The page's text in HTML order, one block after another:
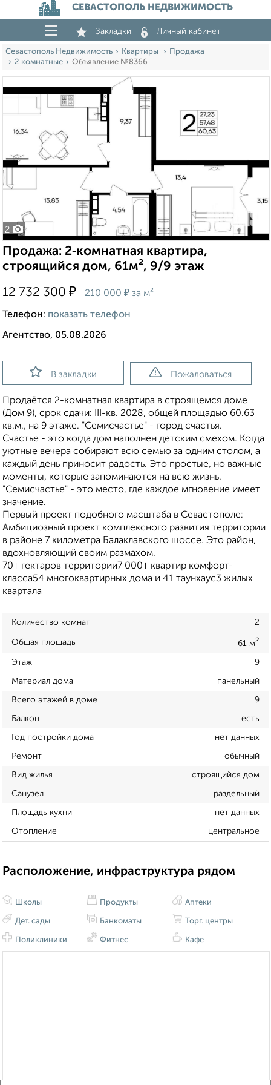
СЕВАСТОПОЛЬ НЕДВИЖИМОСТЬ
Закладки Личный кабинет
Севастополь Недвижимость Квартиры
Продажа
2‑комнатные
Объявление №8366
2
Продажа: 2‑комнатная квартира,
строящийся дом, 61м², 9/9 этаж
12 732 300 ₽ 210 000 ₽ за м²
Телефон: показать телефон
Агентство, 05.08.2026
В закладки Пожаловаться
Продаётся 2-комнатная квартира в строящемся доме
(Дом 9), срок сдачи: III-кв. 2028, общей площадью 60.63
кв.м., на 9 этаже. "Семисчастье" - город счастья.
Счастье - это когда дом наполнен детским смехом. Когда
уютные вечера собирают всю семью за одним столом, а
каждый день приносит радость. Это простые, но важные
моменты, которые запоминаются на всю жизнь.
"Семисчастье" - это место, где каждое мгновение имеет
значение.
Первый проект подобного масштаба в Севастополе:
Амбициозный проект комплексного развития территории
в районе 7 километра Балаклавского шоссе. Это район,
вдохновляющий своим размахом.
70+ гектаров территории7 000+ квартир комфорт-
класса54 многоквартирных дома и 41 таунхаус3 жилых
квартала
Количество комнат 2
Общая площадь 61 м2
Этаж 9
Материал дома панельный
Всего этажей в доме 9
Балкон есть
Год постройки дома нет данных
Ремонт обычный
Вид жилья строящийся дом
Санузел раздельный
Площадь кухни нет данных
Отопление центральное
Расположение, инфраструктура рядом
Школы
Дет. сады
Поликлиники
Продукты
Банкоматы
Фитнес
Аптеки
Торг. центры
Кафе